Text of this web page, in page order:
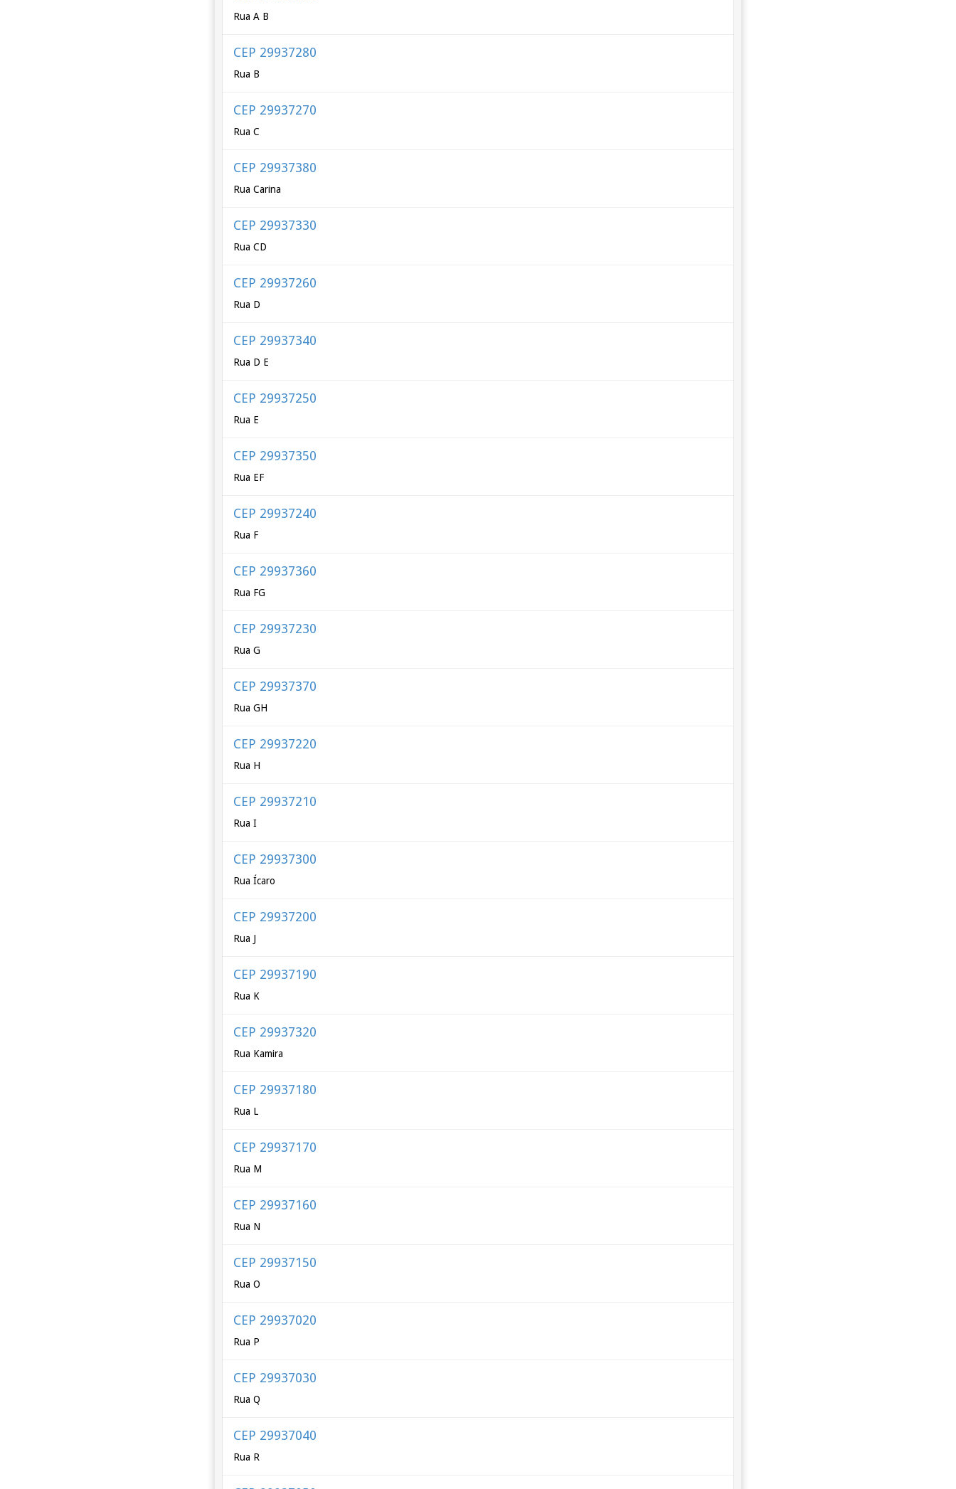
Rua A B
CEP 29937280
Rua B
CEP 29937270
Rua C
CEP 29937380
Rua Carina
CEP 29937330
Rua CD
CEP 29937260
Rua D
CEP 29937340
Rua D E
CEP 29937250
Rua E
CEP 29937350
Rua EF
CEP 29937240
Rua F
CEP 29937360
Rua FG
CEP 29937230
Rua G
CEP 29937370
Rua GH
CEP 29937220
Rua H
CEP 29937210
Rua I
CEP 29937300
Rua Ícaro
CEP 29937200
Rua J
CEP 29937190
Rua K
CEP 29937320
Rua Kamira
CEP 29937180
Rua L
CEP 29937170
Rua M
CEP 29937160
Rua N
CEP 29937150
Rua O
CEP 29937020
Rua P
CEP 29937030
Rua Q
CEP 29937040
Rua R